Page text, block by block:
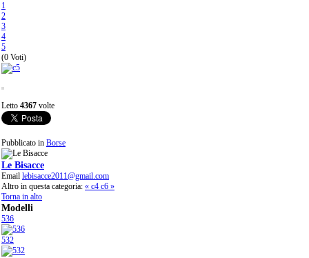
1
2
3
4
5
(0 Voti)
Letto 4367 volte
Pubblicato in Borse
Le Bisacce
Email lebisacce2011@gmail.com
Altro in questa categoria: « c4 c6 »
Torna in alto
Modelli
536
532